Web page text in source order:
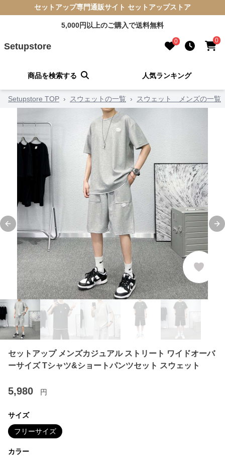
セットアップ専門通販サイト セットアップストア
5,000円以上のご購入で送料無料
Setupstore 0 0
商品を検索する 人気ランキング
Setupstore TOP › スウェットの一覧 › スウェット メンズの一覧
Previous slide
セットアップ メンズカジュアル ストリート ワイドオーバ
ーサイズ Tシャツ&ショートパンツセット スウェット
5,980 円
サイズ
フリーサイズ
カラー